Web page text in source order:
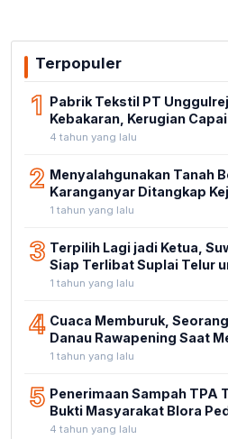
Terpopuler
1 Pabrik Tekstil PT
Kebakaran, Kerugian
4 tahun yang lalu
2 Menyalahgunakan Tanah
Karanganyar Ditangkap
1 tahun yang lalu
3 Terpilih Lagi jadi Ketua,
Siap Terlibat Suplai Telur
1 tahun yang lalu
4 Cuaca Memburuk,
Danau Rawapening Saat
1 tahun yang lalu
5 Penerimaan Sampah TPA
Bukti Masyarakat Blora
4 tahun yang lalu